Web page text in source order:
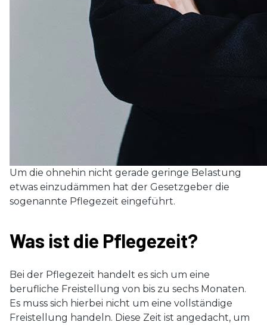
Um die ohnehin nicht gerade geringe Belastung
etwas einzudämmen hat der Gesetzgeber die
sogenannte Pflegezeit eingeführt.
Was ist die Pflegezeit?
Bei der Pflegezeit handelt es sich um eine
berufliche Freistellung von bis zu sechs Monaten.
Es muss sich hierbei nicht um eine vollständige
Freistellung handeln. Diese Zeit ist angedacht, um